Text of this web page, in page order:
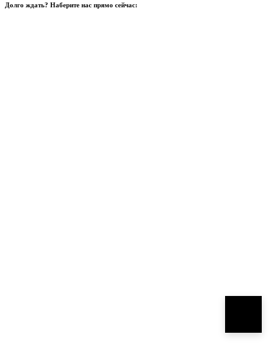
Долго ждать? Наберите нас прямо сейчас: